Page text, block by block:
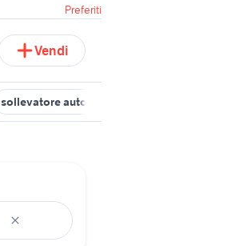
Preferiti
Vendi
sollevatore auto idraulico accessori auto